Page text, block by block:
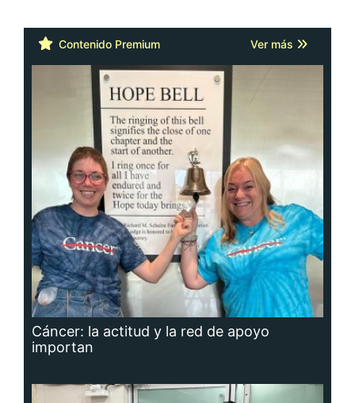
Contenido Premium Ver más
Cáncer: la actitud y la red de apoyo
importan